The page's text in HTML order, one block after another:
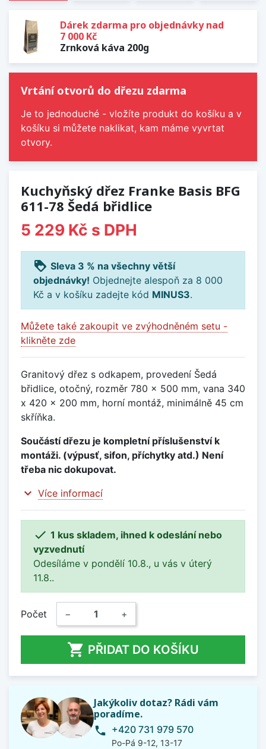
Dárek zdarma pro objednávky nad
7 000 Kč
Zrnková káva 200g
Vrtání otvorů do dřezu zdarma
Je to jednoduché - vložíte produkt do košíku a v
košíku si můžete naklikat, kam máme vyvrtat
otvory.
Kuchyňský dřez Franke Basis BFG
611-78 Šedá břidlice
5 229 Kč s DPH
loyalty Sleva 3 % na všechny větší
objednávky! Objednejte alespoň za 8 000
Kč a v košíku zadejte kód MINUS3.
Můžete také zakoupit ve zvýhodněném setu -
klikněte zde
Granitový dřez s odkapem, provedení Šedá
břidlice, otočný, rozměr 780 x 500 mm, vana 340
x 420 x 200 mm, horní montáž, minimálně 45 cm
skříňka.
Součástí dřezu je kompletní příslušenství k
montáži. (výpusť, sifon, příchytky atd.) Není
třeba nic dokupovat.
expand_more Více informací
 1 kus skladem, ihned k odeslání nebo
vyzvednutí
Odesíláme v pondělí 10.8., u vás v úterý
11.8..
Počet − +
 PŘIDAT DO KOŠÍKU
Jakýkoliv dotaz? Rádi vám
poradíme.
phone +420 731 979 570
Po-Pá 9-12, 13-17